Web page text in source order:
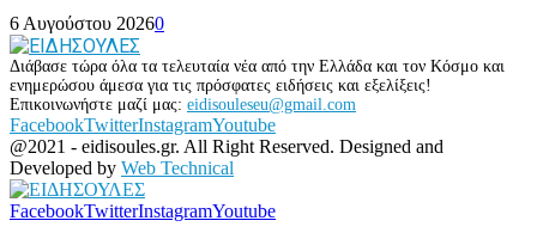
6 Αυγούστου 20260
Διάβασε τώρα όλα τα τελευταία νέα από την Ελλάδα και τον Κόσμο και
ενημερώσου άμεσα για τις πρόσφατες ειδήσεις και εξελίξεις!
Επικοινωνήστε μαζί μας: eidisouleseu@gmail.com
FacebookTwitterInstagramYoutube
@2021 - eidisoules.gr. All Right Reserved. Designed and
Developed by Web Technical
FacebookTwitterInstagramYoutube